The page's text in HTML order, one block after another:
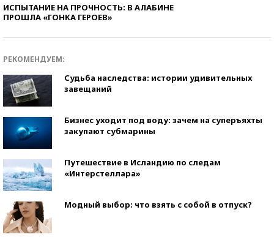
ИСПЫТАНИЕ НА ПРОЧНОСТЬ: В АЛАБИНЕ
ПРОШЛА «ГОНКА ГЕРОЕВ»
РЕКОМЕНДУЕМ:
Судьба наследства: истории удивительных
завещаний
Бизнес уходит под воду: зачем на суперъяхты
закупают субмарины
Путешествие в Исландию по следам
«Интерстеллара»
Модный выбор: что взять с собой в отпуск?